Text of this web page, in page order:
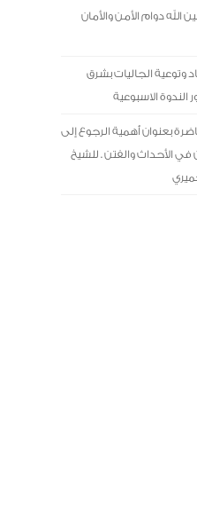
93 سائلين الله دوام الأمن والأمان
وتوعية الجاليات بشرق
الاسبوعية
بعنوان أهمية الرجوع إلى
في الأحداث والفتن . للشيخ